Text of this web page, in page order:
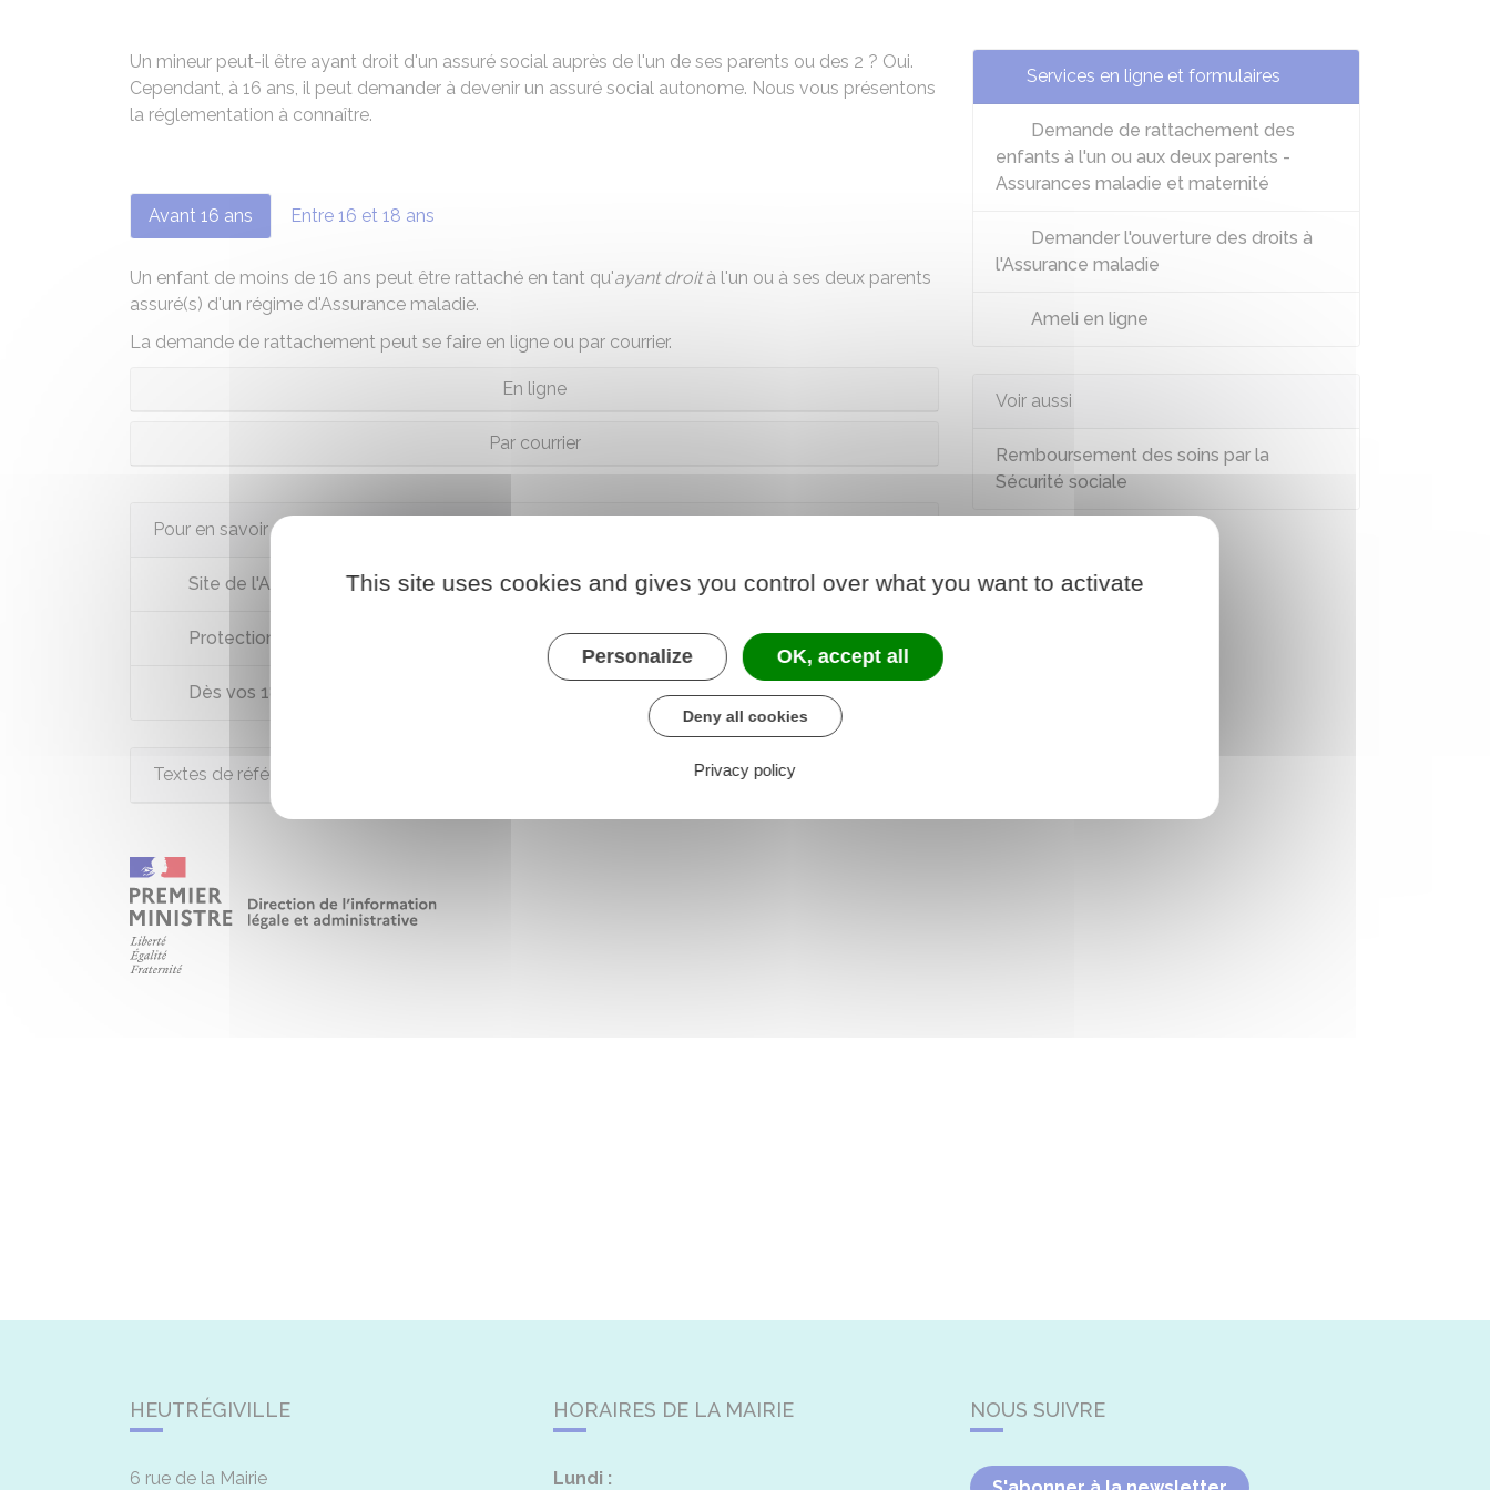
Un mineur peut-il être ayant droit d'un assuré social auprès de l'un de ses parents ou des 2 ? Oui.
Cependant, à 16 ans, il peut demander à devenir un assuré social autonome. Nous vous présentons
la réglementation à connaître.
Avant 16 ans Entre 16 et 18 ans
Un enfant de moins de 16 ans peut être rattaché en tant qu'ayant droità l'un ou à ses deux parents
assuré(s) d'un régime d'Assurance maladie.
La demande de rattachement peut se faire en ligne ou par courrier.
En ligne
Par courrier
Pour en savoir plus
Site de l'Assurance maladie
Protection universelle maladie (PUMa)
Dès vos 18 ans, adoptez les bons réflexes
Textes de référence
Services en ligne et formulaires
Demande de rattachement des
enfants à l'un ou aux deux parents -
Assurances maladie et maternité
Demander l'ouverture des droits à
l'Assurance maladie
Ameli en ligne
Voir aussi
Remboursement des soins par la
Sécurité sociale
HEUTRÉGIVILLE
6 rue de la Mairie
HORAIRES DE LA MAIRIE
Lundi :
NOUS SUIVRE
This site uses cookies and gives you control over what you want to activate
Personalize OK, accept all
Deny all cookies
Privacy policy